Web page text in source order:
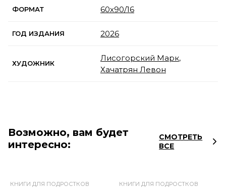
ФОРМАТ 60х90/16
ГОД ИЗДАНИЯ 2026
ХУДОЖНИК
Лисогорский Марк,
Хачатрян Левон
Возможно, вам будет
интересно:
СМОТРЕТЬ
ВСЕ
КНИГИ ДЛЯ ПОДРОСТКОВ КНИГИ ДЛЯ ПОДРОСТКОВ